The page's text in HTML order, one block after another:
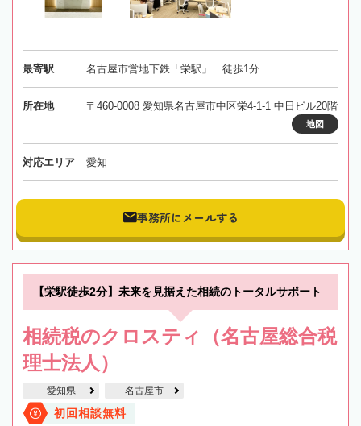
最寄駅 名古屋市営地下鉄「栄駅」 徒歩1分
所在地 〒460-0008 愛知県名古屋市中区栄4-1-1 中日ビル20階
地図
対応エリア 愛知
事務所にメールする
【栄駅徒歩2分】未来を見据えた相続のトータルサポート
相続税のクロスティ（名古屋総合税
理士法人）
愛知県 名古屋市
初回相談無料